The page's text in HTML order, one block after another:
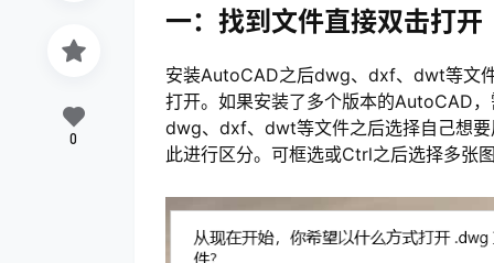
一：找到文件直接双击打开
安装AutoCAD之后dwg、dxf、dwt等文
打开。如果安装了多个版本的AutoCAD
dwg、dxf、dwt等文件之后选择自己想
此进行区分。可框选或Ctrl之后选择多张
0